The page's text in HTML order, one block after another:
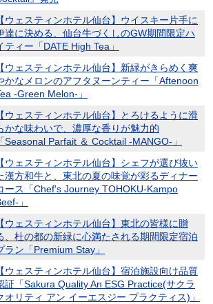
【ウェスティンホテル仙台】ウイスキー片手に
達に決める、仙台牛づくしのGW期間限定ハ
ティー「DATE High Tea」
【ウェスティンホテル仙台】新緑がきらめく爽
かなメロンのアフタヌーンティー「Aftenoon
-Green Melon-」
【ウェスティンホテル仙台】とろけるように滑
かな味わいで、濃厚な香りが魅力的
「Seasonal Parfait ＆ Cocktail -MANGO-」
【ウェスティンホテル仙台】シェフが選び抜い
漢方和牛と、東北の夏の味覚が彩るディナー
ース「Chef's Journey TOHOKU-Kampo
」
【ウェスティンホテル仙台】東北の皆様に贈
、杜の都の新緑に心満たされる期間限定宿泊
ラン「Premium Stay」
【ウェスティンホテル仙台】宿泊施設向け品質
証「Sakura Quality An ESG Practice(サクラ
オリティ アン イーエスジー プラクティス)」